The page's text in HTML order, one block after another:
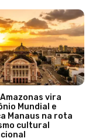
vira
Mundial e
Manaus na rota
cultural